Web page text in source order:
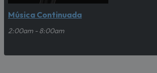
Música Continuada
2:00am - 8:00am